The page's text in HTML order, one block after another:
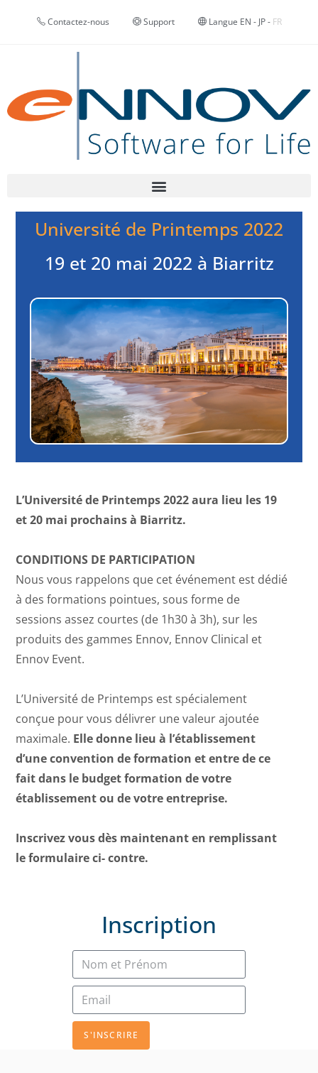
Contactez-nous Support Langue EN - JP- FR
Université de Printemps 2022
19 et 20 mai 2022 à Biarritz
L’Université de Printemps 2022 aura lieu les 19
et 20 mai prochains à Biarritz.
CONDITIONS DE PARTICIPATION
Nous vous rappelons que cet événement est dédié
à des formations pointues, sous forme de
sessions assez courtes (de 1h30 à 3h), sur les
produits des gammes Ennov, Ennov Clinical et
Ennov Event.
L’Université de Printemps est spécialement
conçue pour vous délivrer une valeur ajoutée
maximale. Elle donne lieu à l’établissement
d’une convention de formation et entre de ce
fait dans le budget formation de votre
établissement ou de votre entreprise.
Inscrivez vous dès maintenant en remplissant
le formulaire ci- contre.
Inscription
S'INSCRIRE